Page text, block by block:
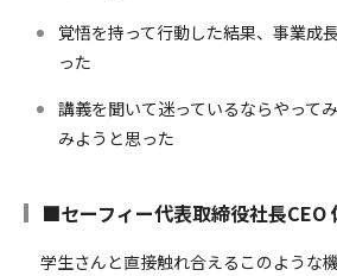
覚悟を持って行動した結果、事業成
った
講義を聞いて迷っているならやって
みようと思った
■セーフィー代表取締役社長CEO
学生さんと直接触れ合えるこのような